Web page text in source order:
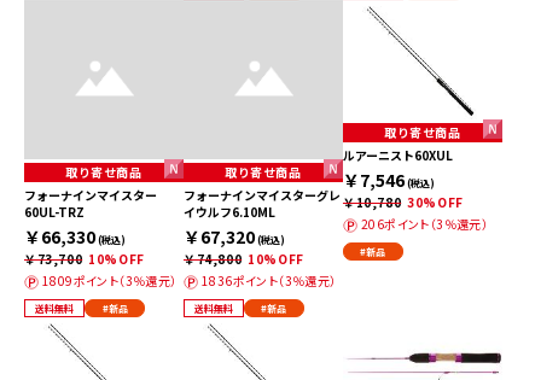
取り寄せ商品
フォーナインマイスター
60UL-TRZ
￥66,330(税込)
￥73,700 10%OFF
1809ポイント（3％還元）
送料無料 #新品
取り寄せ商品
フォーナインマイスターグレ
イウルフ6.10ML
￥67,320(税込)
￥74,800 10%OFF
1836ポイント（3％還元）
送料無料 #新品
取り寄せ商品
ルアーニスト60XUL
￥7,546(税込)
￥10,780 30%OFF
206ポイント（3％還元）
#新品